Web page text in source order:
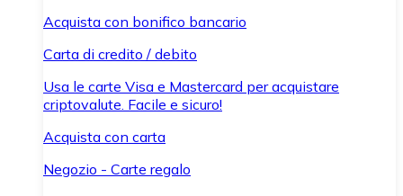
Acquista con bonifico bancario
Carta di credito / debito
Usa le carte Visa e Mastercard per acquistare
criptovalute. Facile e sicuro!
Acquista con carta
Negozio - Carte regalo